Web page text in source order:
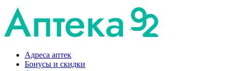
Адреса аптек
Бонусы и скидки